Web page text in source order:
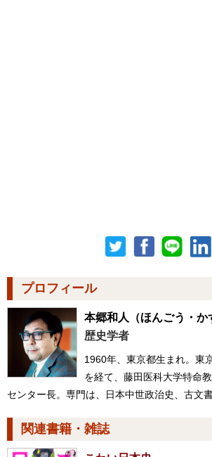
プロフィール
本郷和人
（ほんごう・か
歴史学者
1960年、東京都生まれ。東
を経て、藤田医科大学特命
センター長。専門は、日本中世政治史、古文書
関連書籍・雑誌